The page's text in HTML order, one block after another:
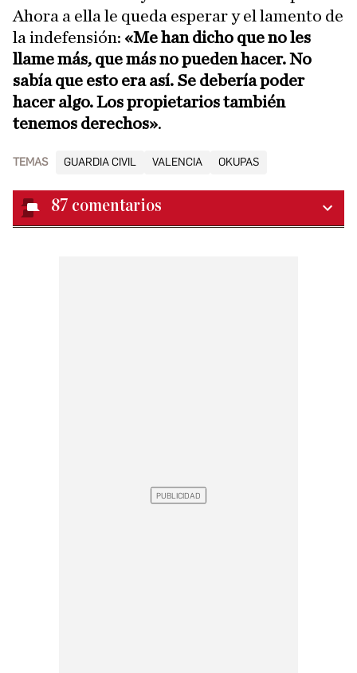
Ahora a ella le queda esperar y el lamento de
la indefensión: «Me han dicho que no les
llame más, que más no pueden hacer. No
sabía que esto era así. Se debería poder
hacer algo. Los propietarios también
tenemos derechos».
TEMAS GUARDIA CIVIL VALENCIA OKUPAS
87 comentarios